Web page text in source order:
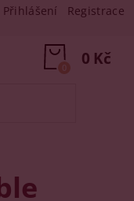
Přihlášení Registrace
0 Kč
0